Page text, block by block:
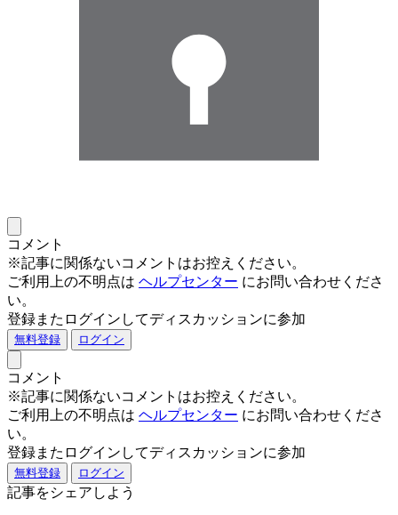
コメント
※記事に関係ないコメントはお控えください。
ご利用上の不明点は ヘルプセンター にお問い合わせくださ
い。
登録またログインしてディスカッションに参加
無料登録 ログイン
コメント
※記事に関係ないコメントはお控えください。
ご利用上の不明点は ヘルプセンター にお問い合わせくださ
い。
登録またログインしてディスカッションに参加
無料登録 ログイン
記事をシェアしよう